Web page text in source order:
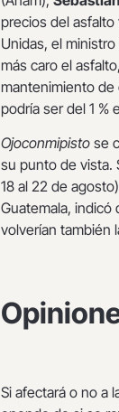
precios del asfalto
Unidas, el
más caro el
mantenimiento de
podría ser del 1 %
Ojoconmipisto se
su punto de vista.
18 al 22 de
Guatemala, indicó
volverían también
Si afectará o no a